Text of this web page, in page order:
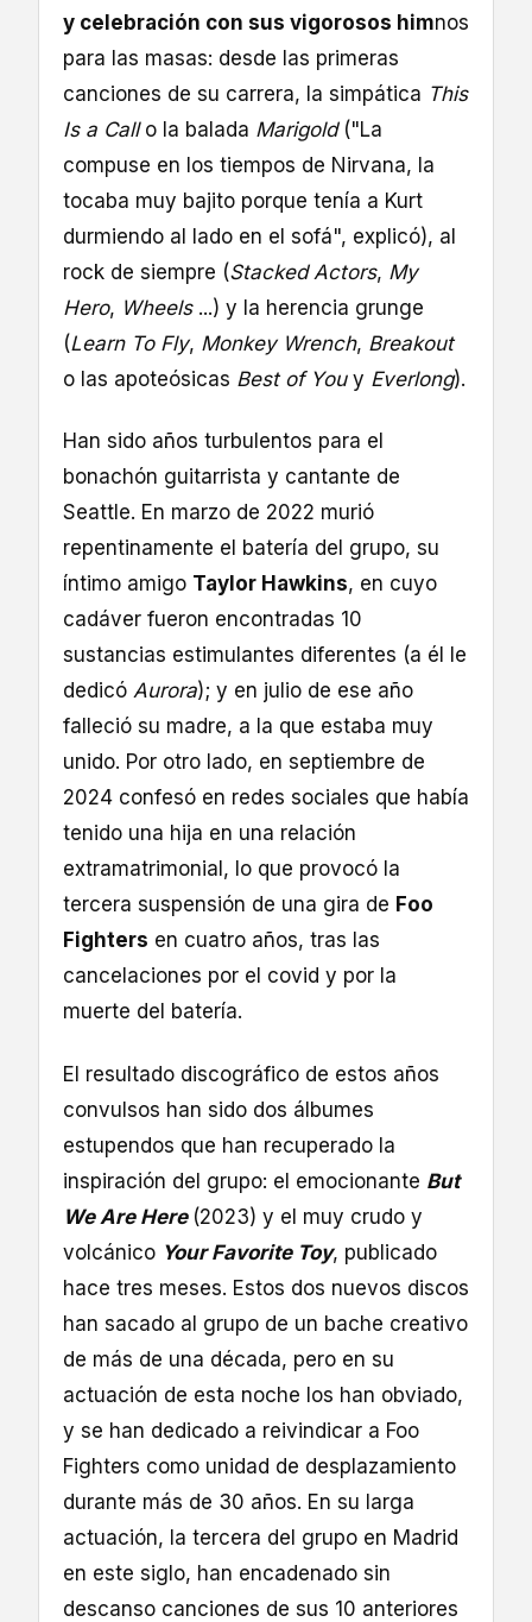
y celebración con sus vigorosos himnos
para las masas: desde las primeras
canciones de su carrera, la simpática This
Is a Callo la balada Marigold("La
compuse en los tiempos de Nirvana, la
tocaba muy bajito porque tenía a Kurt
durmiendo al lado en el sofá", explicó), al
rock de siempre (Stacked Actors, My
Hero, Wheels...) y la herencia grunge
(Learn To Fly, Monkey Wrench, Breakout
o las apoteósicas Best of You y Everlong).
Han sido años turbulentos para el
bonachón guitarrista y cantante de
Seattle. En marzo de 2022 murió
repentinamente el batería del grupo, su
íntimo amigo Taylor Hawkins, en cuyo
cadáver fueron encontradas 10
sustancias estimulantes diferentes (a él le
dedicó Aurora); y en julio de ese año
falleció su madre, a la que estaba muy
unido. Por otro lado, en septiembre de
2024 confesó en redes sociales que había
tenido una hija en una relación
extramatrimonial, lo que provocó la
tercera suspensión de una gira de Foo
Fighters en cuatro años, tras las
cancelaciones por el covid y por la
muerte del batería.
El resultado discográfico de estos años
convulsos han sido dos álbumes
estupendos que han recuperado la
inspiración del grupo: el emocionante But
We Are Here (2023) y el muy crudo y
volcánico Your Favorite Toy, publicado
hace tres meses. Estos dos nuevos discos
han sacado al grupo de un bache creativo
de más de una década, pero en su
actuación de esta noche los han obviado,
y se han dedicado a reivindicar a Foo
Fighters como unidad de desplazamiento
durante más de 30 años. En su larga
actuación, la tercera del grupo en Madrid
en este siglo, han encadenado sin
descanso canciones de sus 10 anteriores